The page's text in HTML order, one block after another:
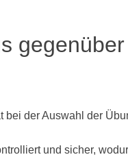
der Auswahl der
und sicher,